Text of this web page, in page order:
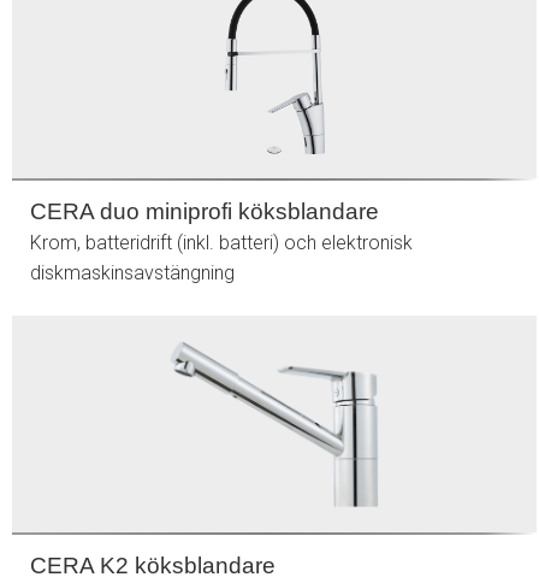
CERA duo miniprofi köksblandare
Krom, batteridrift (inkl. batteri) och elektronisk
diskmaskinsavstängning
CERA K2 köksblandare